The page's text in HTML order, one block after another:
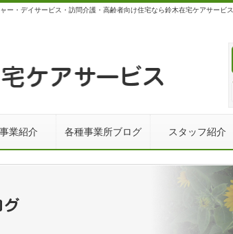
ー・デイサービス・訪問介護・高齢者向け住宅なら鈴木在宅ケアサービス
業紹介 各種事業所ブログ スタッフ紹介